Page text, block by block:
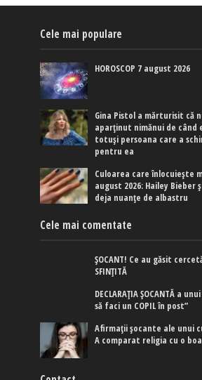
Cele mai populare
HOROSCOP 7 august 2026
Gina Pistol a mărturisit că
aparținut nimănui de când
totuși persoana care a
pentru ea
Culoarea care înlocuiește
august 2026: Hailey Bieber
deja nuanțe de albastru
Cele mai comentate
ȘOCANT! Ce au găsit
SFINȚITĂ
DECLARAȚIA ȘOCANTĂ a
să faci un COPIL în post”
Afirmaţii şocante ale unui
A comparat religia cu o